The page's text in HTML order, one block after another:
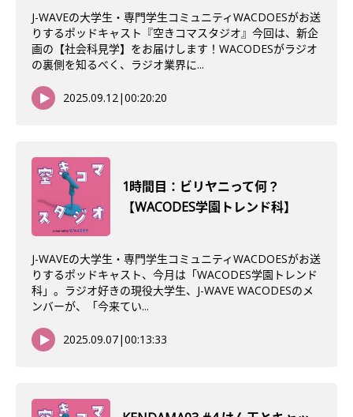
J-WAVEの大学生・専門学生コミュニティWACDOESがお送
りするポッドキャスト『空きコマスタジオ』今回は、新企
画の【社会科見学】をお届けします！WACODESがラジオ
の裏側を知るべく、ラジオ業界に...
2025.09.12|00:20:20
1時間目：ビリヤニって何？
【WACODES学園トレンド科】
J-WAVEの大学生・専門学生コミュニティWACDOESがお送
りするポッドキャスト、今月は「WACODES学園トレンド
科」。ラジオ好きの現役大学生、J-WAVE WACODESのメ
ンバーが、「今来てい...
2025.09.07|00:13:33